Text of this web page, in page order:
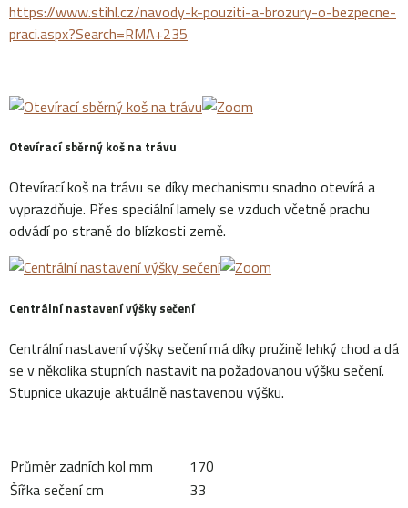
https://www.stihl.cz/navody-k-pouziti-a-brozury-o-bezpecne-
praci.aspx?Search=RMA+235
Otevírací sběrný koš na trávu
Otevírací koš na trávu se díky mechanismu snadno otevírá a
vyprazdňuje. Přes speciální lamely se vzduch včetně prachu
odvádí po straně do blízkosti země.
Centrální nastavení výšky sečení
Centrální nastavení výšky sečení má díky pružině lehký chod a dá
se v několika stupních nastavit na požadovanou výšku sečení.
Stupnice ukazuje aktuálně nastavenou výšku.
Průměr zadních kol mm
170
Šířka sečení cm
33